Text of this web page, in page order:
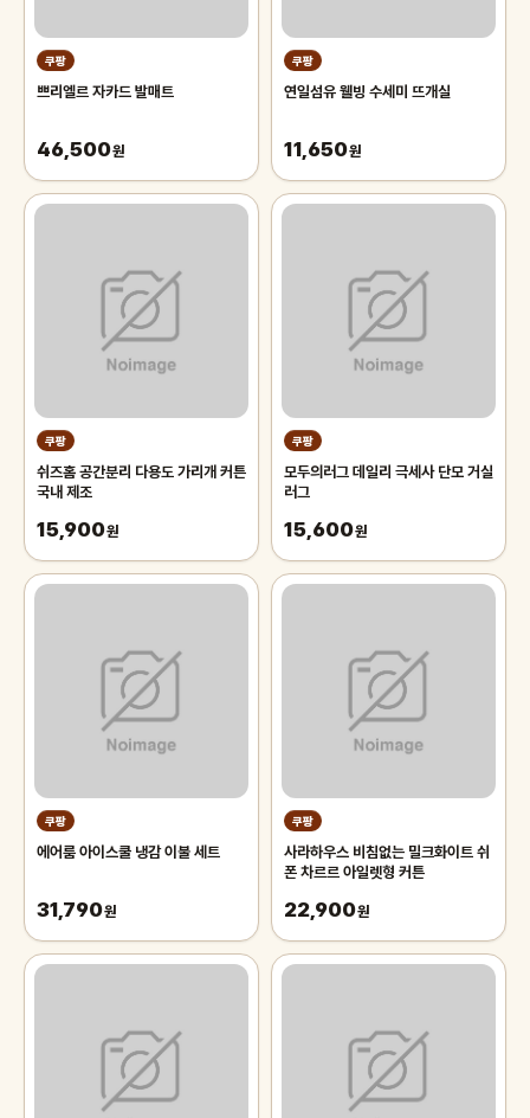
쿠팡
쁘리엘르 자카드 발매트
46,500원
쿠팡
연일섬유 웰빙 수세미 뜨개실
11,650원
쿠팡
쉬즈홈 공간분리 다용도 가리개 커튼
국내 제조
15,900원
쿠팡
모두의러그 데일리 극세사 단모 거실
러그
15,600원
쿠팡
에어룸 아이스쿨 냉감 이불 세트
31,790원
쿠팡
사라하우스 비침없는 밀크화이트 쉬
폰 차르르 아일렛형 커튼
22,900원